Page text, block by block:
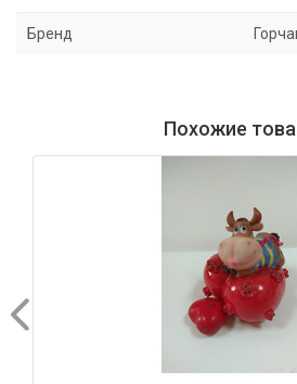
Бренд
Похожие